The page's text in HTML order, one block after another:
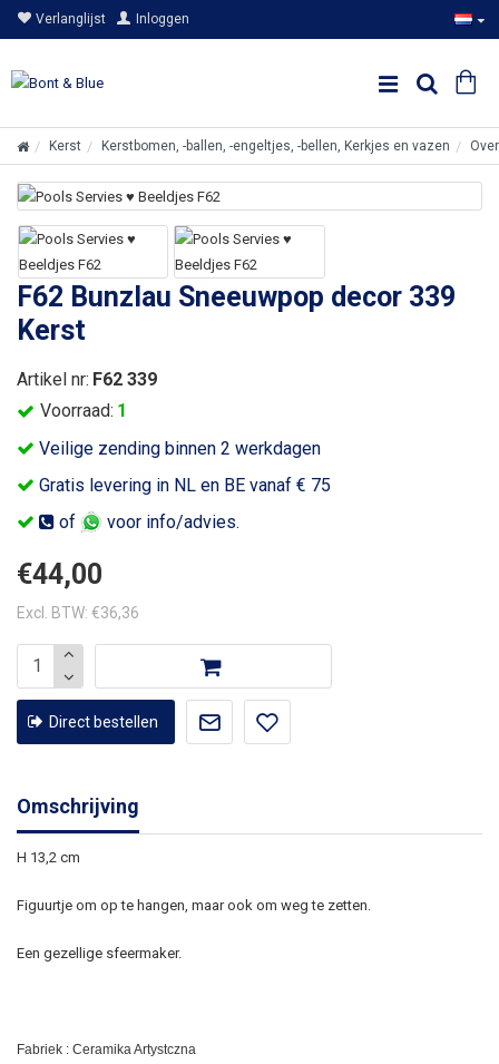
Verlanglijst Inloggen
Kerst Kerstbomen, -ballen, -engeltjes, -bellen, Kerkjes en vazen
F62 Bunzlau Sneeuwpop decor 339
Kerst
Veilige zending binnen 2 werkdagen
Gratis levering in NL en BE vanaf € 75
of
voor info/advies.
Voorraad: 1
Artikel nr: F62 339
€44,00
Excl. BTW: €36,36
Direct bestellen
Omschrijving
H 13,2 cm
Figuurtje om op te hangen, maar ook om weg te zetten.
Een gezellige sfeermaker.
Fabriek : Ceramika Artystczna